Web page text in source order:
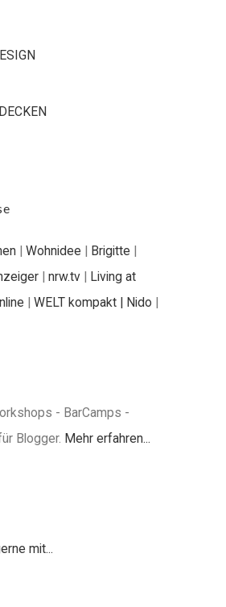
| Wohnidee | Brigitte |
| nrw.tv | Living at
| WELT kompakt | Nido |
- BarCamps -
Blogger. Mehr erfahren...
mit...